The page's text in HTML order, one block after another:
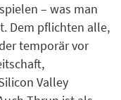
– was man
Dem pflichten alle,
temporär vor
Valley